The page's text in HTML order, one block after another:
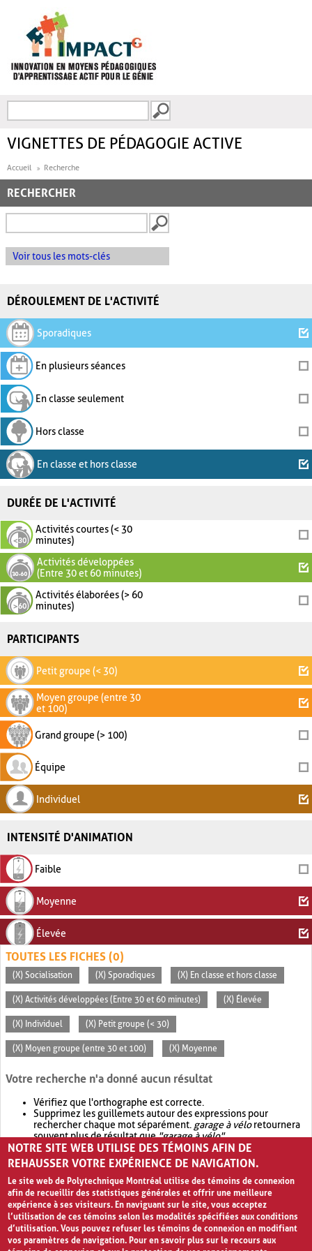
FORMULAIRE DE
VIGNETTES DE PÉDAGOGIE ACTIVE
Accueil Recherche
RECHERCHER
Voir tous les mots-clés
DÉROULEMENT DE L'ACTIVITÉ
Sporadiques
En plusieurs séances
En classe seulement
Hors classe
En classe et hors classe
DURÉE DE L'ACTIVITÉ
Activités courtes (< 30
minutes)
Activités développées
(Entre 30 et 60 minutes)
Activités élaborées (> 60
minutes)
PARTICIPANTS
Petit groupe (< 30)
Moyen groupe (entre 30
et 100)
Grand groupe (> 100)
Équipe
Individuel
INTENSITÉ D'ANIMATION
Faible
Moyenne
Élevée
TOUTES LES FICHES (0)
(X) Socialisation (X) Sporadiques (X) En classe et hors classe
(X) Activités développées (Entre 30 et 60 minutes) (X) Élevée
(X) Individuel (X) Petit groupe (< 30)
(X) Moyen groupe (entre 30 et 100) (X) Moyenne
Votre recherche n'a donné aucun résultat
Vérifiez que l'orthographe est correcte.
Supprimez les guillemets autour des expressions pour
rechercher chaque mot séparément. garage à véloretournera
souvent plus de résultat que"garage à vélo".
Envisagez d'élargir votre recherche avec OR.garage OR vélo
retournera souvent plus de résultat quegarage à vélo
NOTRE SITE WEB UTILISE DES TÉMOINS AFIN DE
REHAUSSER VOTRE EXPÉRIENCE DE NAVIGATION.
Le site web de Polytechnique Montréal utilise des témoins de connexion
afin de recueillir des statistiques générales et offrir une meilleure
expérience à ses visiteurs. En naviguant sur le site, vous acceptez
l’utilisation de ces témoins selon les modalités spécifiées aux conditions
d’utilisation. Vous pouvez refuser les témoins de connexion en modifiant
vos paramètres de navigation. Pour en savoir plus sur le recours aux